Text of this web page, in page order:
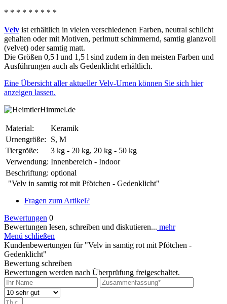
* * * * * * * * *
Velv ist erhältlich in vielen verschiedenen Farben, neutral schlicht
gehalten oder mit Motiven, perlmutt schimmernd, samtig glanzvoll
(velvet) oder samtig matt.
Die Größen 0,5 l und 1,5 l sind zudem in den meisten Farben und
Ausführungen auch als Gedenklicht erhältlich.
Eine Übersicht aller aktueller Velv-Urnen können Sie sich hier
anzeigen lassen.
Material:
Keramik
Urnengröße:
S, M
Tiergröße:
3 kg - 20 kg, 20 kg - 50 kg
Verwendung: Innenbereich - Indoor
Beschriftung: optional
"Velv in samtig rot mit Pfötchen - Gedenklicht"
Fragen zum Artikel?
Bewertungen 0
Bewertungen lesen, schreiben und diskutieren... mehr
Menü schließen
Kundenbewertungen für "Velv in samtig rot mit Pfötchen -
Gedenklicht"
Bewertung schreiben
Bewertungen werden nach Überprüfung freigeschaltet.